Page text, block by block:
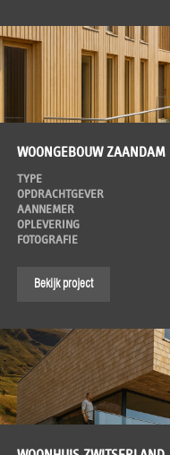
WOONGEBOUW ZAANDAM
TYPE
OPDRACHTGEVER
AANNEMER
OPLEVERING
FOTOGRAFIE
Bekijk project